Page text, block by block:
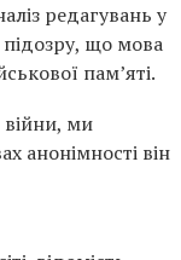
редагувань у
підозру, що мова
пам’яті.
війни, ми
анонімності він